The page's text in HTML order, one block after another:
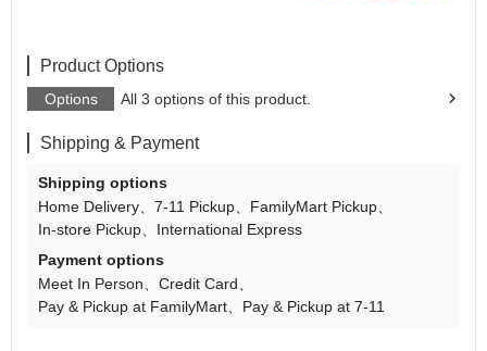
Product Options
Options All 3 options of this product.
Shipping & Payment
Shipping options
Home Delivery
7-11 Pickup
FamilyMart Pickup
In-store Pickup
International Express
Payment options
Meet In Person
Credit Card
Pay & Pickup at FamilyMart
Pay & Pickup at 7-11